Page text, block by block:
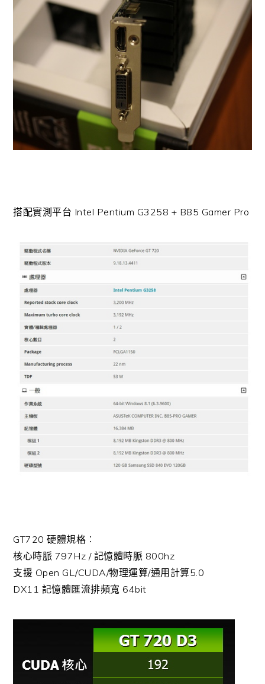
搭配實測平台 Intel Pentium G3258 + B85 Gamer Pro
GT720 硬體規格︰
核心時脈 797Hz / 記憶體時脈 800hz
支援 Open GL/CUDA/物理運算/通用計算5.0
DX11 記憶體匯流排頻寬 64bit